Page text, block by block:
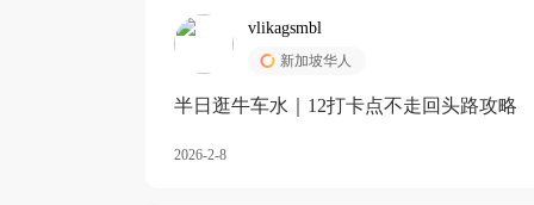
vlikagsmbl
新加坡华人
半日逛牛车水｜12打卡点不走回头路攻略
2026-2-8